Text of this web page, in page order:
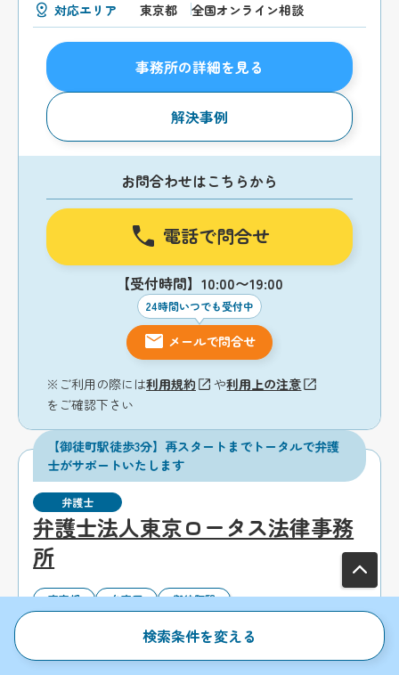
対応エリア 東京都 全国オンライン相談
事務所の詳細を見る
解決事例
お問合わせはこちらから
電話で問合せ
【受付時間】10:00〜19:00
24時間いつでも受付中
メールで問合せ
※ご利用の際には利用規約 や利用上の注意
をご確認下さい
【御徒町駅徒歩3分】再スタートまでトータルで弁護
士がサポートいたします
弁護士
弁護士法人東京ロータス法律事務
所
東京都 台東区 御徒町駅
初回相談無料
検索条件を変える